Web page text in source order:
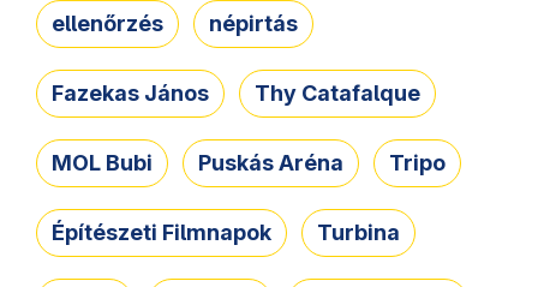
ellenőrzés népirtás
Fazekas János Thy Catafalque
MOL Bubi Puskás Aréna Tripo
Építészeti Filmnapok Turbina